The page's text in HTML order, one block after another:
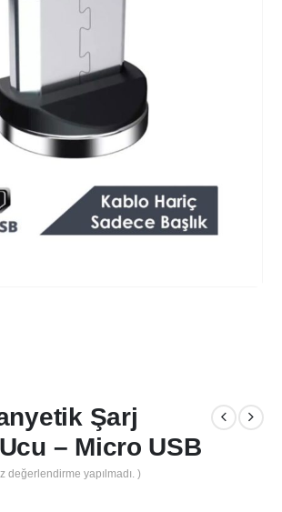
Şarj
– Micro USB
değerlendirme yapılmadı. )